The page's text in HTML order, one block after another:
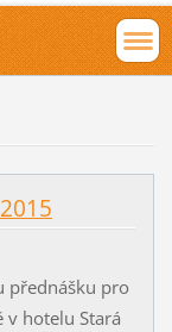
přednášku pro
v hotelu Stará